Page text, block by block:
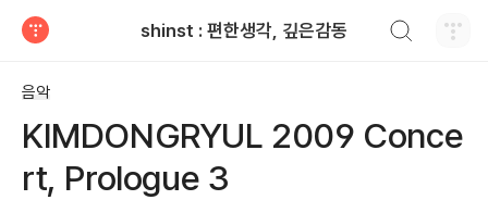
shinst : 편한생각, 깊은감동
음악
KIMDONGRYUL 2009 Conce
rt, Prologue 3